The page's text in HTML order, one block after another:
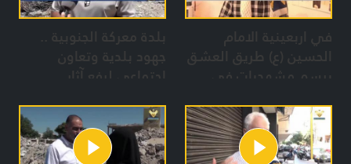
في اربعينية الامام
الحسين (ع) طريق العشق
يرسم مشهديات في
بلدة معركة الجنوبية ..
جهود بلدية وتعاون
إجتماعي لرفع آثار
والمجازر الصهيونية